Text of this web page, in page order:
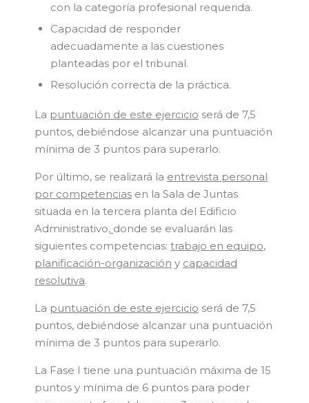
con la categoría profesional requerida.
Capacidad de responder
adecuadamente a las cuestiones
planteadas por el tribunal.
Resolución correcta de la práctica.
La puntuación de este ejercicio será de 7,5
puntos, debiéndose alcanzar una puntuación
mínima de 3 puntos para superarlo.
Por último, se realizará la entrevista personal
por competencias en la Sala de Juntas
situada en la tercera planta del Edificio
Administrativo, donde se evaluarán las
siguientes competencias: trabajo en equipo,
planificación-organización y capacidad
resolutiva.
La puntuación de este ejercicio será de 7,5
puntos, debiéndose alcanzar una puntuación
mínima de 3 puntos para superarlo.
La Fase I tiene una puntuación máxima de 15
puntos y mínima de 6 puntos para poder